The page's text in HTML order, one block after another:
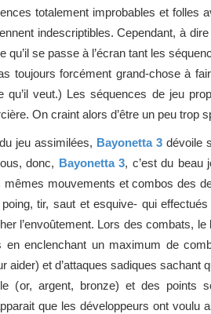
totalement improbables et folles
indescriptibles. Cependant, à
se passe à l’écran tant les
toujours forcément grand-chose à
qu’il veut.) Les séquences de jeu
On craint alors d’être un peu trop
jeu assimilées, Bayonetta 3 dévoile
donc, Bayonetta 3, c’est du beau
mouvements et combos des
tir, saut et esquive- qui effectués
l’envoûtement. Lors des combats, le
en enclenchant un maximum de
aider) et d’attaques sadiques sachant
(or, argent, bronze) et des points
que les développeurs ont voulu